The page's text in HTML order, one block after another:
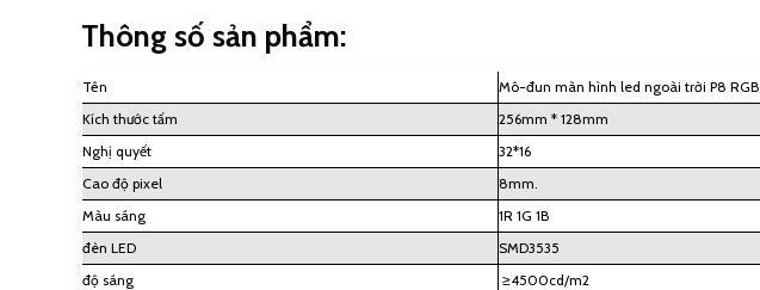
Thông số sản phẩm:
Tên
Mô-đun màn hình led ngoài trời P8 RGB
Kích thước tấm
256mm * 128mm
Nghị quyết
32*16
Cao độ pixel
8mm.
Màu sáng
1R 1G 1B
đèn LED
SMD3535
độ sáng
≥4500cd/m2